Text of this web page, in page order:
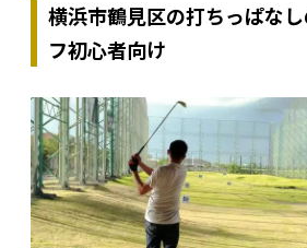
横浜市鶴見区の打ちっぱな
フ初心者向け